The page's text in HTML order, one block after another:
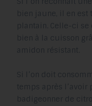
bien jaune, il en est
plantain. Celle-ci se
bien à la cuisson
amidon résistant.
Si l’on doit
temps après l’avoir
badigeonner de